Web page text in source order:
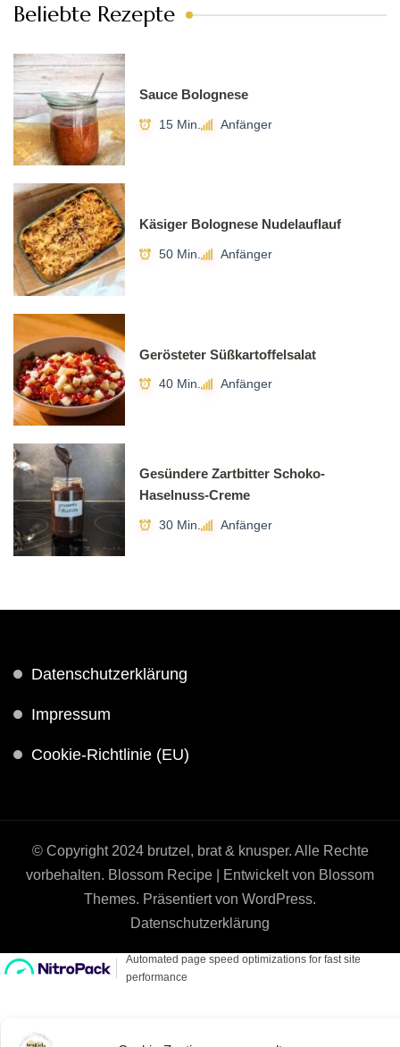
Beliebte Rezepte
Sauce Bolognese
15 Min. Anfänger
Käsiger Bolognese Nudelauflauf
50 Min. Anfänger
Gerösteter Süßkartoffelsalat
40 Min. Anfänger
Gesündere Zartbitter Schoko-
Haselnuss-Creme
30 Min. Anfänger
Datenschutzerklärung
Impressum
Cookie-Richtlinie (EU)
© Copyright 2024 brutzel, brat & knusper. Alle Rechte
vorbehalten. Blossom Recipe | Entwickelt von Blossom
Themes. Präsentiert von WordPress.
Datenschutzerklärung